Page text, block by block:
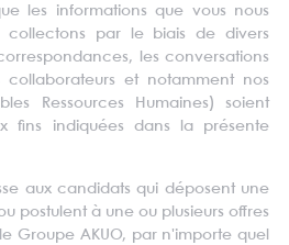
les informations que vous nous
collectons par le biais de divers
les conversations
et notamment nos
Ressources Humaines) soient
fins indiquées dans la présente
aux candidats qui déposent une
postulent à une ou plusieurs offres
Groupe AKUO, par n'importe quel